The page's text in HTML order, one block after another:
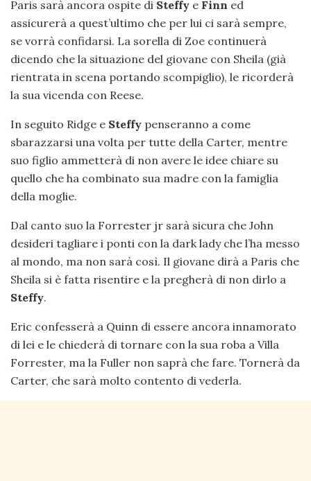
Paris sarà ancora ospite di Steffy e Finn ed
assicurerà a quest’ultimo che per lui ci sarà sempre,
se vorrà confidarsi. La sorella di Zoe continuerà
dicendo che la situazione del giovane con Sheila (già
rientrata in scena portando scompiglio), le ricorderà
la sua vicenda con Reese.
In seguito Ridge e Steffy penseranno a come
sbarazzarsi una volta per tutte della Carter, mentre
suo figlio ammetterà di non avere le idee chiare su
quello che ha combinato sua madre con la famiglia
della moglie.
Dal canto suo la Forrester jr sarà sicura che John
desideri tagliare i ponti con la dark lady che l’ha messo
al mondo, ma non sarà così. Il giovane dirà a Paris che
Sheila si è fatta risentire e la pregherà di non dirlo a
Steffy.
Eric confesserà a Quinn di essere ancora innamorato
di lei e le chiederà di tornare con la sua roba a Villa
Forrester, ma la Fuller non saprà che fare. Tornerà da
Carter, che sarà molto contento di vederla.